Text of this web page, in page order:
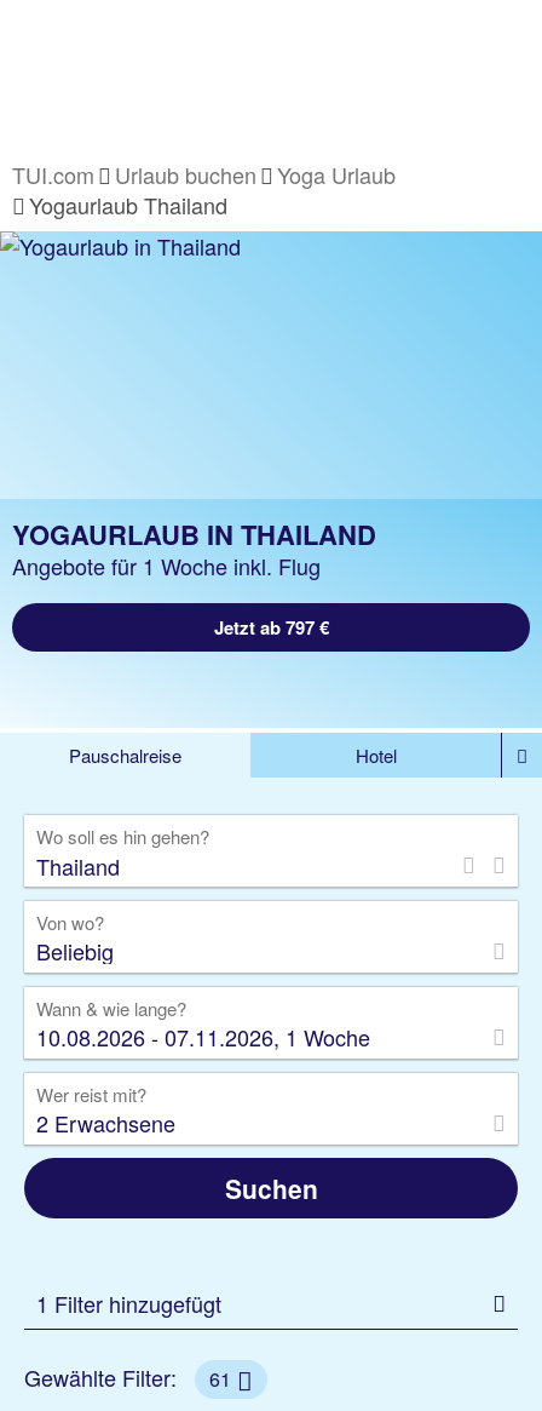
TUI.com Urlaub buchen
Yoga Urlaub
Yogaurlaub Thailand
YOGAURLAUB IN THAILAND
Angebote für 1 Woche inkl. Flug
Jetzt ab 797 €
Pauschalreise
Hotel
Kreuzfahrten
Rundreisen
Privattransfer
Zusatzleistungen
Wo soll es hin gehen?
Von wo?
Beliebig
Wann & wie lange?
10.08.2026 - 07.11.2026, 1 Woche
Wer reist mit?
2 Erwachsene
Suchen
1 Filter hinzugefügt
Gewählte Filter: 61